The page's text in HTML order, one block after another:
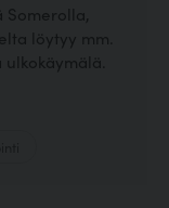
löytyy mm.